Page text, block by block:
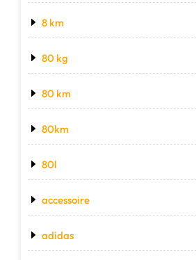
8 km
80 kg
80 km
80km
80l
accessoire
adidas